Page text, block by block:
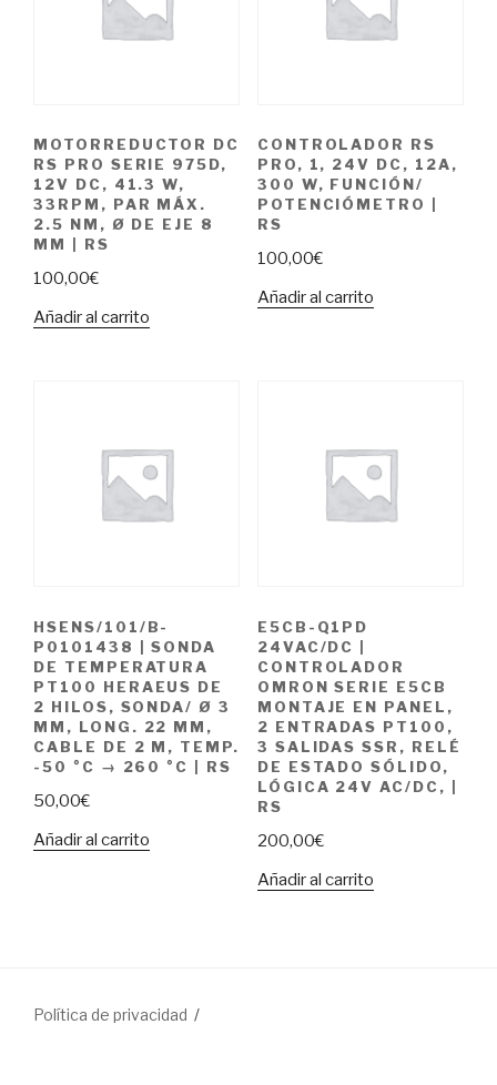
MOTORREDUCTOR DC
RS PRO SERIE 975D,
12V DC, 41.3 W,
33RPM, PAR MÁX.
2.5 NM, Ø DE EJE 8
MM | RS
100,00€
Añadir al carrito
CONTROLADOR RS
PRO, 1, 24V DC, 12A,
300 W, FUNCIÓN/
POTENCIÓMETRO |
RS
100,00€
Añadir al carrito
HSENS/101/B-
P0101438 | SONDA
DE TEMPERATURA
PT100 HERAEUS DE
2 HILOS, SONDA/ Ø 3
MM, LONG. 22 MM,
CABLE DE 2 M, TEMP.
-50 °C → 260 °C | RS
50,00€
Añadir al carrito
E5CB-Q1PD
24VAC/DC |
CONTROLADOR
OMRON SERIE E5CB
MONTAJE EN PANEL,
2 ENTRADAS PT100,
3 SALIDAS SSR, RELÉ
DE ESTADO SÓLIDO,
LÓGICA 24V AC/DC, |
RS
200,00€
Añadir al carrito
Política de privacidad